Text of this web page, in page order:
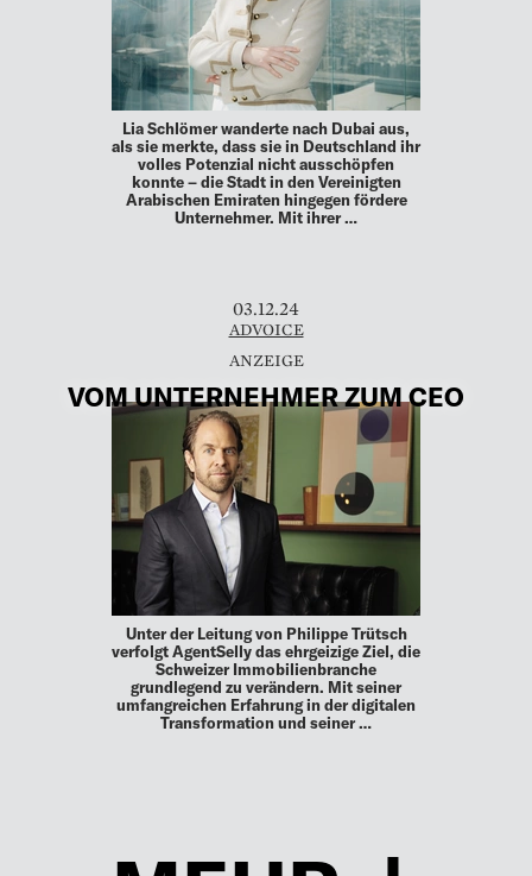
Lia Schlömer wanderte nach Dubai aus,
als sie merkte, dass sie in Deutschland ihr
volles Potenzial nicht ausschöpfen
konnte – die Stadt in den Vereinigten
Arabischen Emiraten hingegen fördere
Unternehmer. Mit ihrer …
03.12.24
ADVOICE
VOM UNTERNEHMER ZUM CEO
Unter der Leitung von Philippe Trütsch
verfolgt AgentSelly das ehrgeizige Ziel, die
Schweizer Immobilienbranche
grundlegend zu verändern. Mit seiner
umfangreichen Erfahrung in der digitalen
Transformation und seiner …